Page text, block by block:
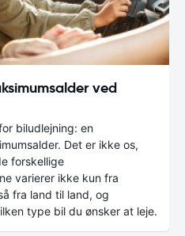
ved
biludlejning: en
Det er ikke os,
forskellige
varierer ikke kun fra
fra land til land, og
type bil du ønsker at leje.